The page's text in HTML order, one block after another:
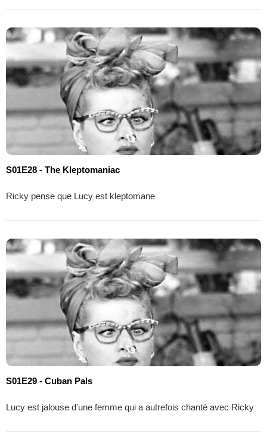
S01E28 - The Kleptomaniac
Ricky pense que Lucy est kleptomane
S01E29 - Cuban Pals
Lucy est jalouse d'une femme qui a autrefois chanté avec Ricky